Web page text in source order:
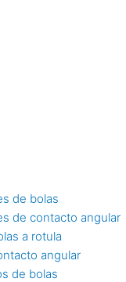
de bolas
de contacto angular
a rotula
angular
de bolas